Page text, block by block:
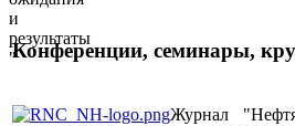
Конференции, семинары,
Журнал